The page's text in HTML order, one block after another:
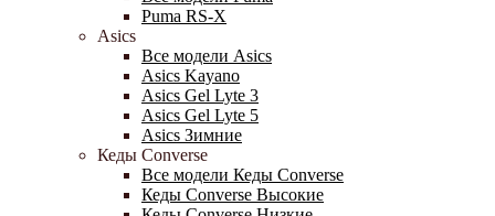
Puma RS-X
Asics
Все модели Asics
Asics Kayano
Asics Gel Lyte 3
Asics Gel Lyte 5
Asics Зимние
Кеды Converse
Все модели Кеды Converse
Кеды Converse Высокие